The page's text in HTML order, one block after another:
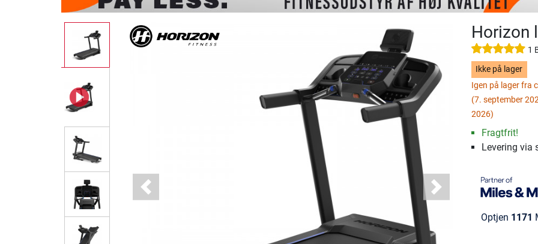
Previous Next
Horizon
1
Ikke på lager
Igen på lager fra
(7. september
2026)
Fragtfrit!
Levering via
Optjen 1171